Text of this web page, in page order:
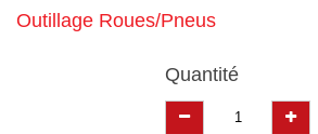
Outillage Roues/Pneus
Quantité